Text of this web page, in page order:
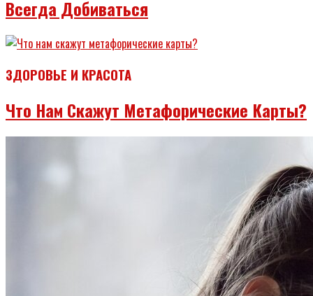
Всегда Добиваться
ЗДОРОВЬЕ И КРАСОТА
Что Нам Скажут Метафорические Карты?